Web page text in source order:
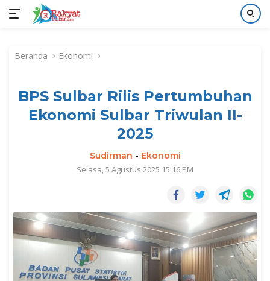
kontenBeranda Ekonomi
BPS Sulbar Rilis Pertumbuhan
Ekonomi Sulbar Triwulan II-
2025
Sudirman - Ekonomi
Selasa, 5 Agustus 2025 15:16 PM